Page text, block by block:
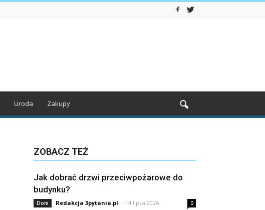
Uroda Zakupy
ZOBACZ TEŻ
Jak dobrać drzwi przeciwpożarowe do
budynku?
Dom Redakcja 3pytania.pl - 14 lipca 2026 0